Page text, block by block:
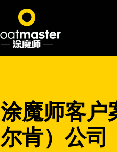
涂魔师客户
尔肯）公司